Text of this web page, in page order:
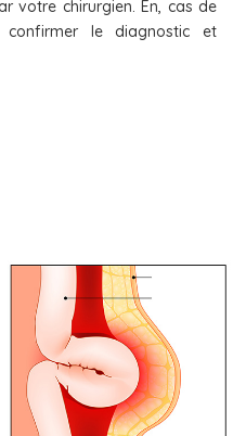
votre chirurgien. En, cas de
confirmer le diagnostic et